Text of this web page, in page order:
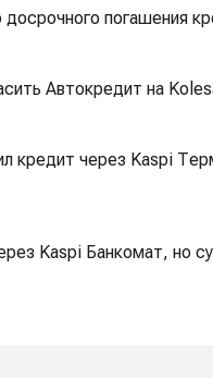
погашения
Автокредит на
кредит через Kaspi
Kaspi Банкомат, но